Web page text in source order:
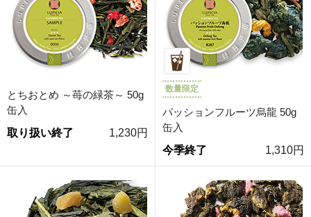
とちおとめ ～苺の緑茶～ 50g
缶入
取り扱い終了
1,230円
数量限定
パッションフルーツ烏龍 50g
缶入
今季終了
1,310円